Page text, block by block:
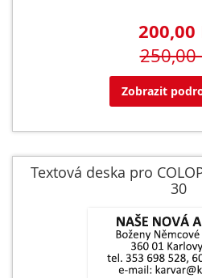
200,00
250,00
Zobrazit
Textová deska pro
30